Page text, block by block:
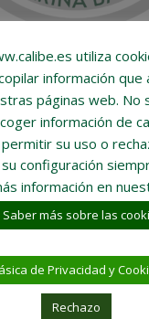
o alquilar su
Sabemos lo que
necesitan.
¿CÓMO
DEL VERANO?
Facebook
Envíalo por WhatsApp
INMOBILIARIOS
utiliza
información que
páginas web. No
información de
su uso o
configuración
información en
Saber más sobre las
de Privacidad y
Rechazo